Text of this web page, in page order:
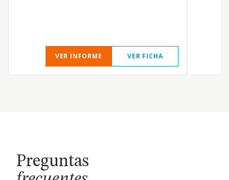
VER INFORME VER FICHA
Preguntas